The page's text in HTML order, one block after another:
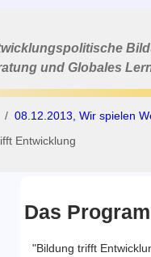
und Globales
08.12.2013, Wir spielen
Entwicklung
Das
"Bildung trifft